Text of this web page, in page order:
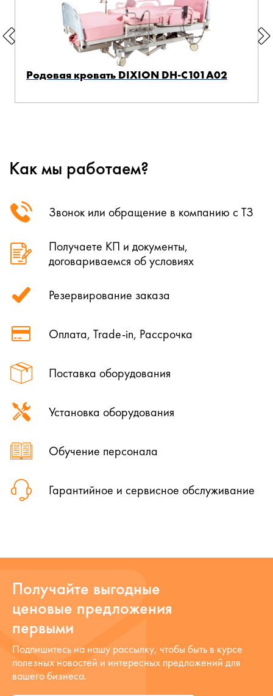
Родовая кровать DIXION DH-C101A02
Как мы работаем?
Звонок или обращение в компанию с ТЗ
Поставка оборудования
Получаете КП и документы,
договариваемся об условиях
Установка оборудования
Резервирование заказа
Обучение персонала
Оплата, Trade-in, Рассрочка
Гарантийное и сервисное обслуживание
Получайте выгодные
ценовые предложения
первыми
Подпишитесь на нашу рассылку, чтобы быть в курсе
полезных новостей и интересных предложений для
вашего бизнеса.